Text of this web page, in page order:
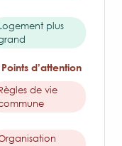
plus
d’attention
de vie